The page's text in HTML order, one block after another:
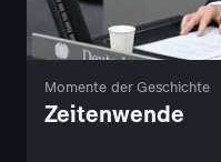
Momente der Geschichte
Zeitenwende